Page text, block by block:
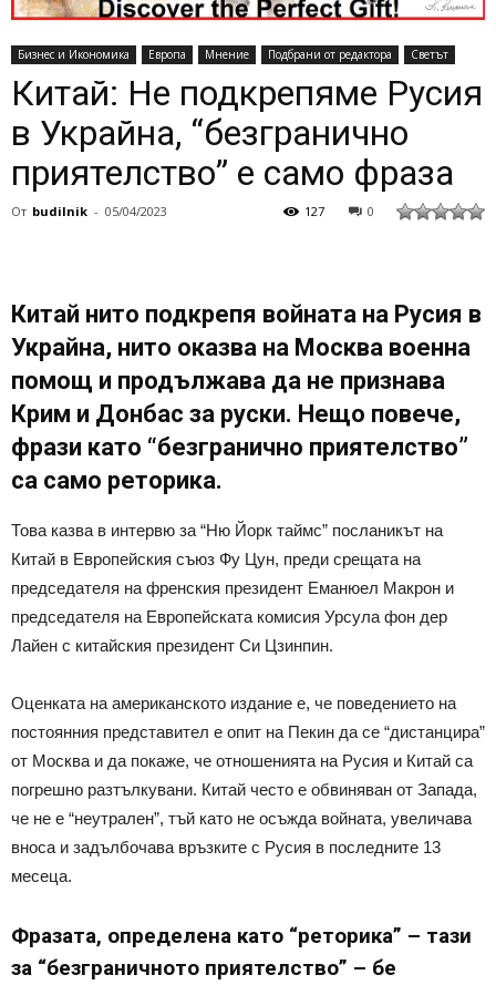
Бизнес и Икономика Европа Мнение Подбрани от редактора Светът
Китай: Не подкрепяме Русия
в Украйна, “безгранично
приятелство” е само фраза
От budilnik - 05/04/2023 0
127
Китай нито подкрепя войната на Русия в
Украйна, нито оказва на Москва военна
помощ и продължава да не признава
Крим и Донбас за руски. Нещо повече,
фрази като “безгранично приятелство”
са само реторика.
Това казва в интервю за “Ню Йорк таймс” посланикът на
Китай в Европейския съюз Фу Цун, преди срещата на
председателя на френския президент Еманюел Макрон и
председателя на Европейската комисия Урсула фон дер
Лайен с китайския президент Си Цзинпин.
Оценката на американското издание е, че поведението на
постоянния представител е опит на Пекин да се “дистанцира”
от Москва и да покаже, че отношенията на Русия и Китай са
погрешно разтълкувани. Китай често е обвиняван от Запада,
че не е “неутрален”, тъй като не осъжда войната, увеличава
вноса и задълбочава връзките с Русия в последните 13
месеца.
Фразата, определена като “реторика” – тази
за “безграничното приятелство” – бе